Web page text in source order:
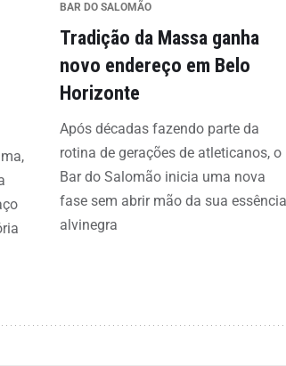
BAR DO SALOMÃO
Tradição da Massa ganha
novo endereço em Belo
Horizonte
Após décadas fazendo parte da
rotina de gerações de atleticanos, o
Bar do Salomão inicia uma nova
fase sem abrir mão da sua essência
alvinegra